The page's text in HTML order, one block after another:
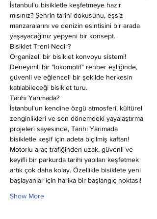
İstanbul'u bisikletle keşfetmeye hazır
mısınız? Şehrin tarihi dokusunu, eşsiz
manzaralarını ve denizin esintisini bir arada
yaşayacağınız yepyeni bir konsept.
Bisiklet Treni Nedir?
Organizeli bir bisiklet konvoyu sistemi!
Deneyimli bir "lokomotif" rehber eşliğinde,
güvenli ve eğlenceli bir şekilde herkesin
katılabileceği bisiklet turu.
Tarihi Yarımada?
İstanbul'un kendine özgü atmosferi, kültürel
zenginlikleri ve son dönemdeki yayalaştırma
projeleri sayesinde, Tarihi Yarımada
bisikletle keşif için adeta biçilmiş kaftan!
Motorlu araç trafiğinden uzak, güvenli ve
keyifli bir parkurda tarihi yapıları keşfetmek
artık çok daha kolay. Özellikle bisiklete yeni
başlayanlar için harika bir başlangıç noktası!
Show More